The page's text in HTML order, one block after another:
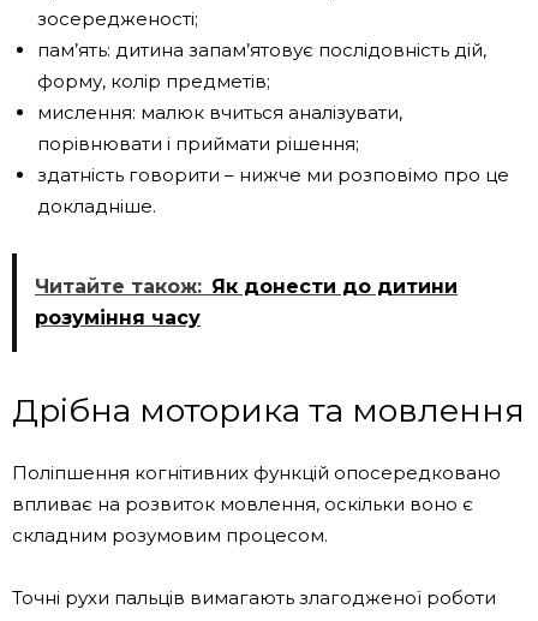
зосередженості;
пам’ять: дитина запам’ятовує послідовність дій,
форму, колір предметів;
мислення: малюк вчиться аналізувати,
порівнювати і приймати рішення;
здатність говорити – нижче ми розповімо про це
докладніше.
Читайте також: Як донести до дитини
розуміння часу
Дрібна моторика та мовлення
Поліпшення когнітивних функцій опосередковано
впливає на розвиток мовлення, оскільки воно є
складним розумовим процесом.
Точні рухи пальців вимагають злагодженої роботи